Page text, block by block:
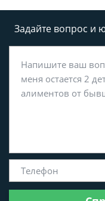
Задайте вопрос и